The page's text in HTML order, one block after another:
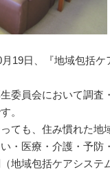
19日、『地域包括
委員会において調査
。
ても、住み慣れた地
・医療・介護・予
地域包括ケアシス